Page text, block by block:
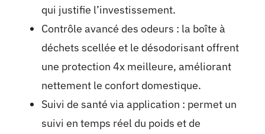
qui justifie l’investissement.
Contrôle avancé des odeurs : la boîte à
déchets scellée et le désodorisant offrent
une protection 4x meilleure, améliorant
nettement le confort domestique.
Suivi de santé via application : permet un
suivi en temps réel du poids et de